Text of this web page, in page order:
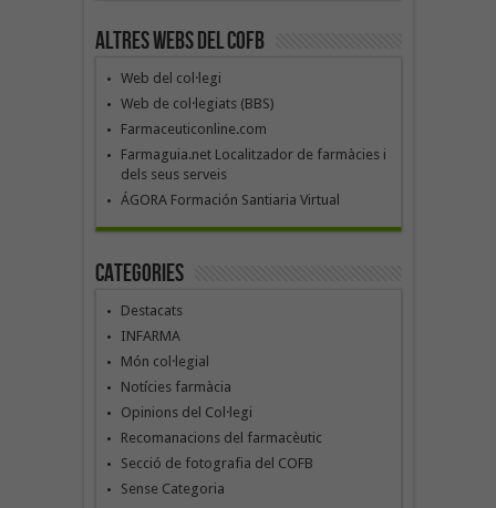
Altres webs del COFB
Web del col·legi
Web de col·legiats (BBS)
Farmaceuticonline.com
Farmaguia.net Localitzador de farmàcies i
dels seus serveis
ÁGORA Formación Santiaria Virtual
Categories
Destacats
INFARMA
Món col·legial
Notícies farmàcia
Opinions del Col·legi
Recomanacions del farmacèutic
Secció de fotografia del COFB
Sense Categoria